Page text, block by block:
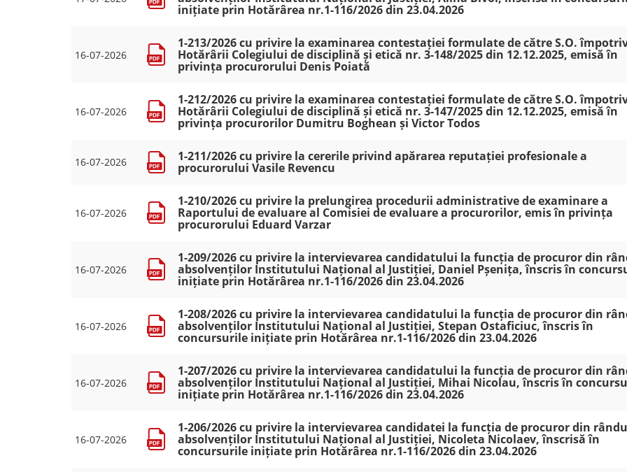
inițiate prin Hotărârea nr.1-116/2026 din 23.04.2026
16-07-2026
1-213/2026 cu privire la examinarea contestației formulate de către S.O.
Hotărârii Colegiului de disciplină și etică nr. 3-148/2025 din 12.12.2025, emisă în
privința procurorului Denis Poiată
16-07-2026
1-212/2026 cu privire la examinarea contestației formulate de către S.O.
Hotărârii Colegiului de disciplină și etică nr. 3-147/2025 din 12.12.2025, emisă în
privința procurorilor Dumitru Boghean și Victor Todos
16-07-2026 1-211/2026 cu privire la cererile privind apărarea reputației profesionale a
procurorului Vasile Revencu
16-07-2026
1-210/2026 cu privire la prelungirea procedurii administrative de examinare a
Raportului de evaluare al Comisiei de evaluare a procurorilor, emis în privința
procurorului Eduard Varzar
16-07-2026
1-209/2026 cu privire la intervievarea candidatului la funcția de procuror din
absolvenților Institutului Național al Justiției, Daniel Pșenița, înscris în
inițiate prin Hotărârea nr.1-116/2026 din 23.04.2026
16-07-2026
1-208/2026 cu privire la intervievarea candidatului la funcția de procuror din
absolvenților Institutului Național al Justiției, Stepan Ostaficiuc, înscris în
concursurile inițiate prin Hotărârea nr.1-116/2026 din 23.04.2026
16-07-2026
1-207/2026 cu privire la intervievarea candidatului la funcția de procuror din
absolvenților Institutului Național al Justiției, Mihai Nicolau, înscris în
inițiate prin Hotărârea nr.1-116/2026 din 23.04.2026
16-07-2026
1-206/2026 cu privire la intervievarea candidatei la funcția de procuror din
absolvenților Institutului Național al Justiției, Nicoleta Nicolaev, înscrisă în
concursurile inițiate prin Hotărârea nr.1-116/2026 din 23.04.2026